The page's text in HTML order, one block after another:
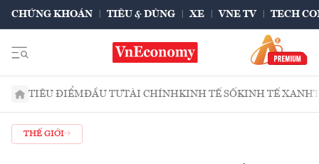
CHỨNG KHOÁN TIÊU & DÙNG XE VNE TV TECH
TIÊU ĐIỂMĐẦU TƯTÀI CHÍNHKINH TẾ SỐKINH TẾ XANH
THẾ GIỚI